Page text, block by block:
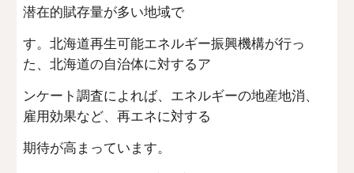
潜在的賦存量が多い地域で
す。北海道再生可能エネルギー振興機構が行っ
た、北海道の自治体に対するア
ンケート調査によれば、エネルギーの地産地消、
雇用効果など、再エネに対する
期待が高まっています。